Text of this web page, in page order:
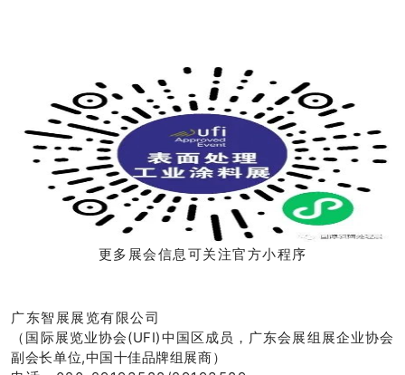
更多展会信息可关注官方小程序
广东智展展览有限公司
（国际展览业协会(UFI)中国区成员，广东会展组展企业协会
副会长单位,中国十佳品牌组展商）